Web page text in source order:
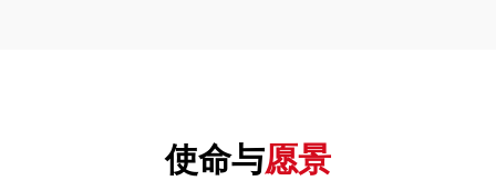
使命与愿景